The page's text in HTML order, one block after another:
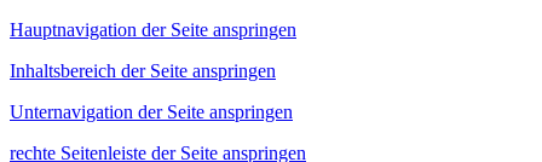
Hauptnavigation der Seite anspringen
Inhaltsbereich der Seite anspringen
Unternavigation der Seite anspringen
rechte Seitenleiste der Seite anspringen